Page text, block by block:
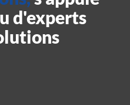
d'experts